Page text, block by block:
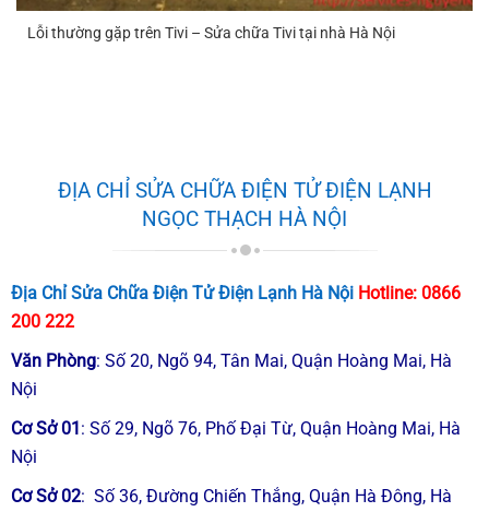
Lỗi thường gặp trên Tivi – Sửa chữa Tivi tại nhà Hà Nội
ĐỊA CHỈ SỬA CHỮA ĐIỆN TỬ ĐIỆN LẠNH
NGỌC THẠCH HÀ NỘI
Địa Chỉ Sửa Chữa Điện Tử Điện Lạnh Hà Nội Hotline: 0866
200 222
Văn Phòng: Số 20, Ngõ 94, Tân Mai, Quận Hoàng Mai, Hà
Nội
Cơ Sở 01: Số 29, Ngõ 76, Phố Đại Từ, Quận Hoàng Mai, Hà
Nội
Cơ Sở 02: Số 36, Đường Chiến Thắng, Quận Hà Đông, Hà